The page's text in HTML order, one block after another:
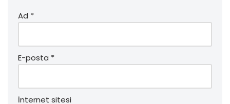
Ad *
E-posta *
İnternet sitesi